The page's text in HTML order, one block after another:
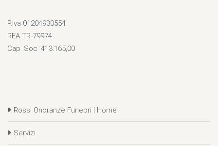
P.Iva 01204930554
REA TR-79974
Cap. Soc. 413.165,00
Rossi Onoranze Funebri | Home
Servizi